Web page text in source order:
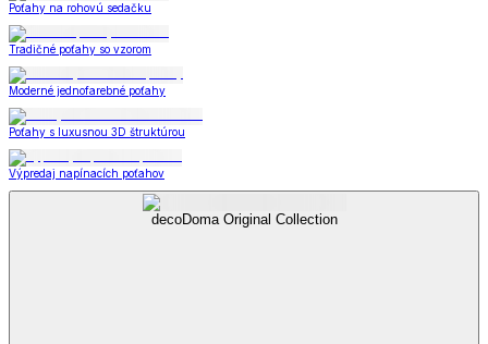
Poťahy na rohovú sedačku
Tradičné poťahy so vzorom
Moderné jednofarebné poťahy
Poťahy s luxusnou 3D štruktúrou
Výpredaj napínacích poťahov
decoDoma Original Collection